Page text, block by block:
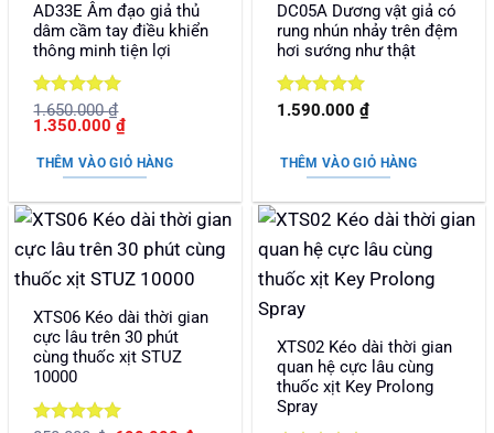
AD33E Âm đạo giả thủ
dâm cầm tay điều khiển
thông minh tiện lợi
Được xếp
hạng55
1.650.000₫
Giá
là:
1.650.000 ₫.
1.350.000₫Giá
tại
là:
THÊM VÀO GIỎ HÀNG
DC05A Dương vật giả có
rung nhún nhảy trên đệm
hơi sướng như thật
Được xếp
1.590.000₫
THÊM VÀO GIỎ HÀNG
XTS06 Kéo dài thời gian
cực lâu trên 30 phút
cùng thuốc xịt STUZ
10000
XTS02 Kéo dài thời gian
quan hệ cực lâu cùng
thuốc xịt Key Prolong
Spray